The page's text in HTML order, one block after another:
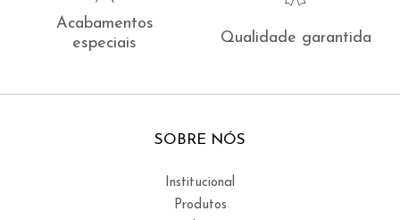
Acabamentos
especiais
Qualidade garantida
SOBRE NÓS
Institucional
Produtos